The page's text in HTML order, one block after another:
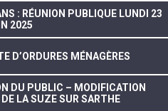
: RÉUNION PUBLIQUE LUNDI 23
2025
D’ORDURES MÉNAGÈRES
DU PUBLIC – MODIFICATION
LA SUZE SUR SARTHE